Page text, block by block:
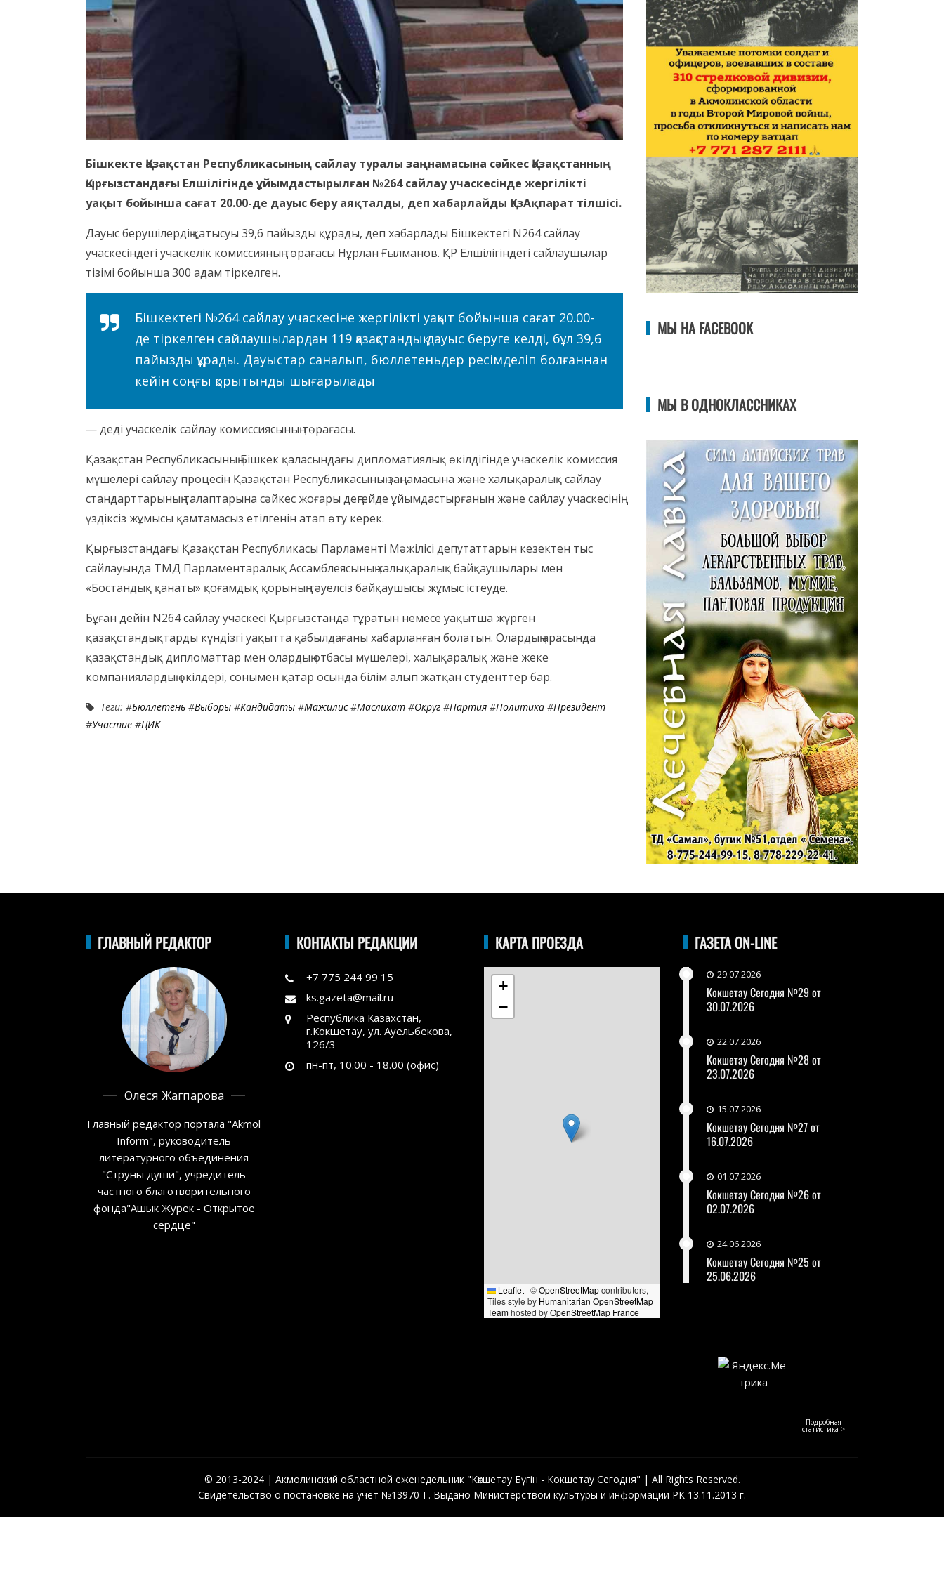
Бішкекте Қазақстан Республикасының сайлау туралы заңнамасына сәйкес Қазақстанның
Қырғызстандағы Елшілігінде ұйымдастырылған №264 сайлау учаскесінде жергілікті
уақыт бойынша сағат 20.00-де дауыс беру аяқталды, деп хабарлайды ҚазАқпарат тілшісі.
Дауыс берушілердің қатысуы 39,6 пайызды құрады, деп хабарлады Бішкектегі N264 сайлау
учаскесіндегі учаскелік комиссияның төрағасы Нұрлан Ғылманов. ҚР Елшілігіндегі сайлаушылар
тізімі бойынша 300 адам тіркелген.
Бішкектегі №264 сайлау учаскесіне жергілікті уақыт бойынша сағат 20.00-
де тіркелген сайлаушылардан 119 қазақстандық дауыс беруге келді, бұл 39,6
пайызды құрады. Дауыстар саналып, бюллетеньдер ресімделіп болғаннан
кейін соңғы қорытынды шығарылады
— деді учаскелік сайлау комиссиясының төрағасы.
Қазақстан Республикасының Бішкек қаласындағы дипломатиялық өкілдігінде учаскелік комиссия
мүшелері сайлау процесін Қазақстан Республикасының заңнамасына және халықаралық сайлау
стандарттарының талаптарына сәйкес жоғары деңгейде ұйымдастырғанын және сайлау учаскесінің
үздіксіз жұмысы қамтамасыз етілгенін атап өту керек.
Қырғызстандағы Қазақстан Республикасы Парламенті Мәжілісі депутаттарын кезектен тыс
сайлауында ТМД Парламентаралық Ассамблеясының халықаралық байқаушылары мен
«Бостандық қанаты» қоғамдық қорының тәуелсіз байқаушысы жұмыс істеуде.
Бұған дейін N264 сайлау учаскесі Қырғызстанда тұратын немесе уақытша жүрген
қазақстандықтарды күндізгі уақытта қабылдағаны хабарланған болатын. Олардың арасында
қазақстандық дипломаттар мен олардың отбасы мүшелері, халықаралық және жеке
компаниялардың өкілдері, сонымен қатар осында білім алып жатқан студенттер бар.
Теги: #Бюллетень #Выборы #Кандидаты #Мажилис#Маслихат #Округ #Партия #Политика #Президент
#Участие #ЦИК
МЫ НА FACEBOOK
МЫ В ОДНОКЛАССНИКАХ
ГЛАВНЫЙ РЕДАКТОР
Олеся Жагпарова
Главный редактор портала "Akmol
Inform", руководитель
литературного объединения
"Струны души", учредитель
частного благотворительного
фонда"Ашык Журек - Открытое
сердце"
КОНТАКТЫ РЕДАКЦИИ
+7 775 244 99 15
ks.gazeta@mail.ru
Республика Казахстан,
г.Кокшетау, ул. Ауельбекова,
126/3
пн-пт, 10.00 - 18.00 (офис)
КАРТА ПРОЕЗДА
+
−
Leaflet | ©OpenStreetMapcontributors,
Tiles style by Humanitarian OpenStreetMap
Teamhosted byOpenStreetMap France
ГАЗЕТА ON-LINE
29.07.2026
Кокшетау Сегодня №29 от
30.07.2026
22.07.2026
Кокшетау Сегодня №28 от
23.07.2026
15.07.2026
Кокшетау Сегодня №27 от
16.07.2026
01.07.2026
Кокшетау Сегодня №26 от
02.07.2026
24.06.2026
Кокшетау Сегодня №25 от
25.06.2026
Подробная
статистика >
© 2013-2024 | Акмолинский областной еженедельник "Көкшетау Бүгін - Кокшетау Сегодня" | All Rights Reserved.
Свидетельство о постановке на учёт №13970-Г. Выдано Министерством культуры и информации РК 13.11.2013 г.